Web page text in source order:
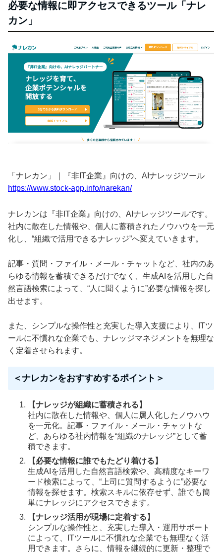
必要な情報に即アクセスできるツール「ナレ
カン」
「ナレカン」｜『非IT企業』向けの、AIナレッジツール
https://www.stock-app.info/narekan/
ナレカンは『非IT企業』向けの、AIナレッジツールです。
社内に散在した情報や、個人に蓄積されたノウハウを一元
化し、“組織で活用できるナレッジ”へ変えていきます。
記事・質問・ファイル・メール・チャットなど、社内のあ
らゆる情報を蓄積できるだけでなく、生成AIを活用した自
然言語検索によって、“人に聞くように”必要な情報を探し
出せます。
また、シンプルな操作性と充実した導入支援により、ITツ
ールに不慣れな企業でも、ナレッジマネジメントを無理な
く定着させられます。
＜ナレカンをおすすめするポイント＞
【ナレッジが組織に蓄積される】
社内に散在した情報や、個人に属人化したノウハウ
を一元化。記事・ファイル・メール・チャットな
ど、あらゆる社内情報を“組織のナレッジ”として蓄
積できます。
【必要な情報に誰でもたどり着ける】
生成AIを活用した自然言語検索や、高精度なキーワ
ード検索によって、“上司に質問するように”必要な
情報を探せます。検索スキルに依存せず、誰でも簡
単にナレッジにアクセスできます。
【ナレッジ活用が現場に定着する】
シンプルな操作性と、充実した導入・運用サポート
によって、ITツールに不慣れな企業でも無理なく活
用できます。さらに、情報を継続的に更新・整理で